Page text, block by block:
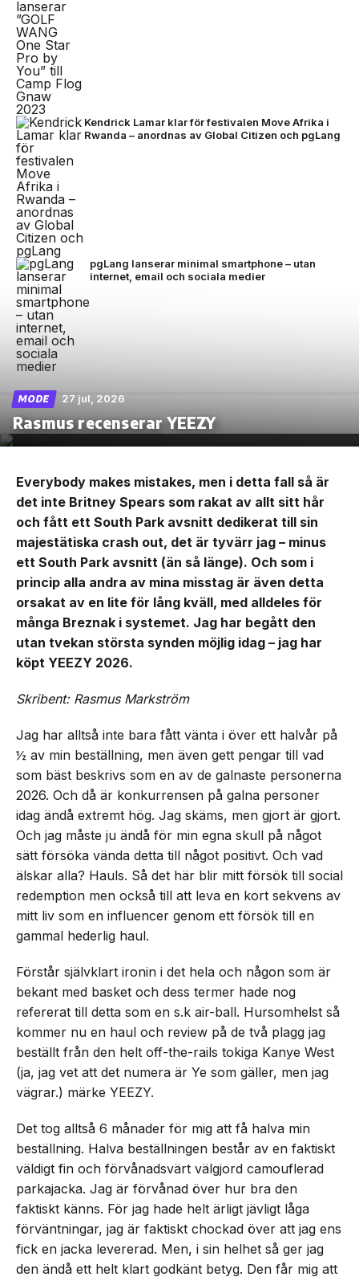
Kendrick Lamar klar för festivalen Move Afrika i
Rwanda – anordnas av Global Citizen och pgLang
pgLang lanserar minimal smartphone – utan
internet, email och sociala medier
MODE 27 jul, 2026
Rasmus recenserar YEEZY
Everybody makes mistakes, men i detta fall så är
det inte Britney Spears som rakat av allt sitt hår
och fått ett South Park avsnitt dedikerat till sin
majestätiska crash out, det är tyvärr jag – minus
ett South Park avsnitt (än så länge). Och som i
princip alla andra av mina misstag är även detta
orsakat av en lite för lång kväll, med alldeles för
många Breznak i systemet. Jag har begått den
utan tvekan största synden möjlig idag – jag har
köpt YEEZY 2026.
Skribent: Rasmus Markström
Jag har alltså inte bara fått vänta i över ett halvår på
½ av min beställning, men även gett pengar till vad
som bäst beskrivs som en av de galnaste personerna
2026. Och då är konkurrensen på galna personer
idag ändå extremt hög. Jag skäms, men gjort är gjort.
Och jag måste ju ändå för min egna skull på något
sätt försöka vända detta till något positivt. Och vad
älskar alla? Hauls. Så det här blir mitt försök till social
redemption men också till att leva en kort sekvens av
mitt liv som en influencer genom ett försök till en
gammal hederlig haul.
Förstår självklart ironin i det hela och någon som är
bekant med basket och dess termer hade nog
refererat till detta som en s.k air-ball. Hursomhelst så
kommer nu en haul och review på de två plagg jag
beställt från den helt off-the-rails tokiga Kanye West
(ja, jag vet att det numera är Ye som gäller, men jag
vägrar.) märke YEEZY.
Det tog alltså 6 månader för mig att få halva min
beställning. Halva beställningen består av en faktiskt
väldigt fin och förvånadsvärt välgjord camouflerad
parkajacka. Jag är förvånad över hur bra den
faktiskt känns. För jag hade helt ärligt jävligt låga
förväntningar, jag är faktiskt chockad över att jag ens
fick en jacka levererad. Men, i sin helhet så ger jag
den ändå ett helt klart godkänt betyg. Den får mig att